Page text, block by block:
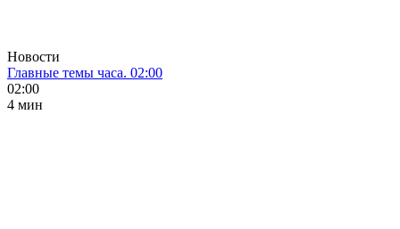
Новости
Главные темы часа. 02:00
02:00
4 мин